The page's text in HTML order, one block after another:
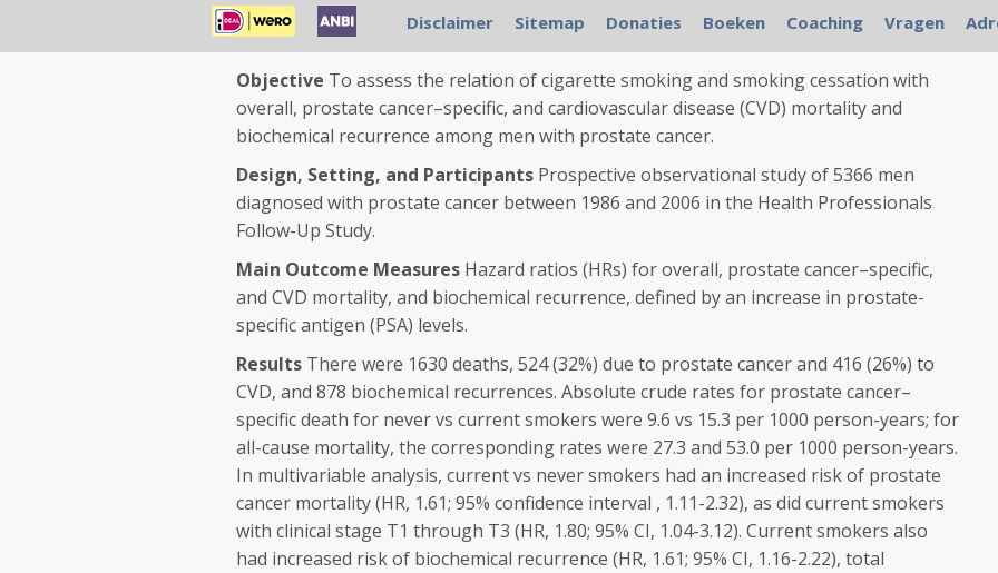
Context
Studies of smoking in relation to prostate cancer mortality or recurrence in
prostate cancer patients are limited, with few prostate cancer–specific outcomes.
Objective To assess the relation of cigarette smoking and smoking cessation with
overall, prostate cancer–specific, and cardiovascular disease (CVD) mortality and
biochemical recurrence among men with prostate cancer.
Design, Setting, and Participants Prospective observational study of 5366 men
diagnosed with prostate cancer between 1986 and 2006 in the Health Professionals
Follow-Up Study.
Main Outcome Measures Hazard ratios (HRs) for overall, prostate cancer–specific,
and CVD mortality, and biochemical recurrence, defined by an increase in prostate-
specific antigen (PSA) levels.
Results There were 1630 deaths, 524 (32%) due to prostate cancer and 416 (26%) to
CVD, and 878 biochemical recurrences. Absolute crude rates for prostate cancer–
specific death for never vs current smokers were 9.6 vs 15.3 per 1000 person-years; for
all-cause mortality, the corresponding rates were 27.3 and 53.0 per 1000 person-years.
In multivariable analysis, current vs never smokers had an increased risk of prostate
cancer mortality (HR, 1.61; 95% confidence interval , 1.11-2.32), as did current smokers
with clinical stage T1 through T3 (HR, 1.80; 95% CI, 1.04-3.12). Current smokers also
had increased risk of biochemical recurrence (HR, 1.61; 95% CI, 1.16-2.22), total
Disclaimer Sitemap Donaties Boeken Coaching Vragen